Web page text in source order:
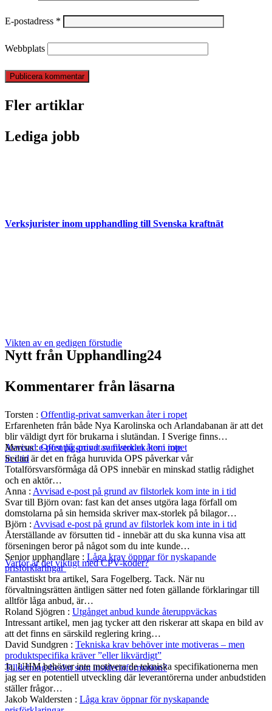
E-postadress *
Webbplats
Fler artiklar
Lediga jobb
Verksjurister inom upphandling till Svenska kraftnät
Vikten av en gedigen förstudie
Avvisad e-post på grund av filstorlek kom inte
in i tid
Varför är det viktigt med CPV-koder?
Tilldelningsbeslut som insiderinformation?
Nytt från Upphandling24
Kommentarer från läsarna
Torsten : Offentlig-privat samverkan åter i ropet
Erfarenheten från både Nya Karolinska och Arlandabanan är att det
blir väldigt dyrt för brukarna i slutändan. I Sverige finns…
Marcus:Offentlig-privat samverkan åter i ropet
Sedan är det en fråga huruvida OPS påverkar vår
Totalförsvarsförmåga då OPS innebär en minskad statlig rådighet
och en aktör…
Anna : Avvisad e-post på grund av filstorlek kom inte in i tid
Svar till Björn ovan: fast kan det anses utgöra laga förfall om
domstolarna på sin hemsida skriver max-storlek på bilagor…
Björn : Avvisad e-post på grund av filstorlek kom inte in i tid
Återställande av försutten tid - innebär att du ska kunna visa att
förseningen beror på något som du inte kunde…
Senior upphandlare : Låga krav öppnar för nyskapande
prisförklaringar
Fantastiskt bra artikel, Sara Fogelberg. Tack. När nu
förvaltningsrätten äntligen sätter ned foten gällande förklaringar till
alltför låga anbud, är…
Roland Sjögren : Utgånget anbud kunde återuppväckas
Intressant artikel, men jag tycker att den riskerar att skapa en bild av
att det finns en särskild reglering kring…
David Sundgren : Tekniska krav behöver inte motiveras – men
produktspecifika kräver ”eller likvärdigt”
Ja, UHM behöver inte motivera de tekniska specifikationerna men
jag ser en potentiell utveckling där leverantörerna under anbudstiden
ställer frågor…
Jakob Waldersten : Låga krav öppnar för nyskapande